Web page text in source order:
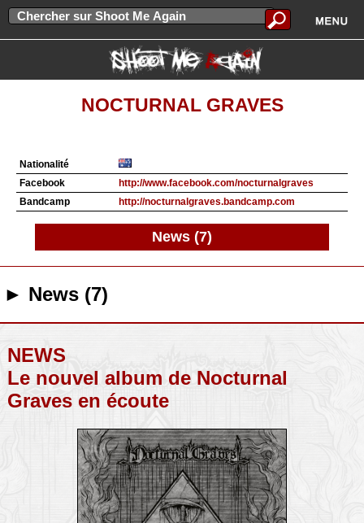
NOCTURNAL GRAVES
Nationalité
Facebook
http://www.facebook.com/nocturnalgraves
Bandcamp
http://nocturnalgraves.bandcamp.com
News (7)
► News (7)
NEWS
Le nouvel album de Nocturnal
Graves en écoute